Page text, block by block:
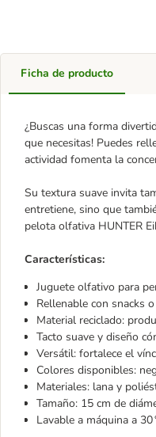
Ficha de producto
¿Buscas una forma
que necesitas! Puedes
actividad fomenta la
Su textura suave invita
entretiene, sino que
pelota olfativa HUNTER
Características:
Juguete olfativo para
Rellenable con snacks
Material reciclado:
Tacto suave y diseño
Versátil: fortalece el
Colores disponibles:
Materiales: lana y
Tamaño: 15 cm de
Lavable a máquina a 30